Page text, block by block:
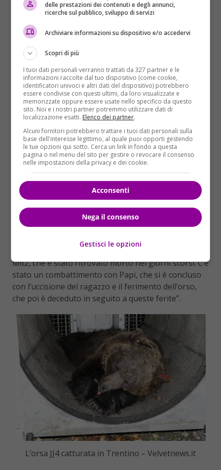
sul corpo della vittima…
“Ma questo non vuol dire assolutamente nulla. JJ4
potrebbe anche essere passata vicino al corpo dopo
che Papi era già morto. Potrebbe anche aver dato
una leccata o aver annusato Papi ed aver lasciato le
sue tracce biologiche. Ma è inconfutabile che ad
uccidere il ragazzo non sia stata lei”.
Cosa è successo secondo lei?
“Impossibile dirlo con certezza. Anche se un’ipotesi
c’è. Ad aggredire Papi potrebbe essere stato l’orso
M62, che è stato ritrovato morto nei giorni scorsi. C’è
stato un combattimento con Papi, che si è concluso
con l’uccisione del ragazzo e il ferimento dell’orso,
che poi è deceduto in seguito a queste ferite”.
L’orsa JJ4 catturata in Trentino – Velvetnews.it
delle prestazioni dei contenuti e degli annunci,
ricerche sul pubblico, sviluppo di servizi
Archiviare informazioni su dispositivo e/o accedervi
Scopri di più
I tuoi dati personali verranno trattati da 327 partner e le
informazioni raccolte dal tuo dispositivo (come cookie,
identificatori univoci e altri dati del dispositivo) potrebbero
essere condivise con questi ultimi, da loro visualizzate e
memorizzate oppure essere usate nello specifico da questo
sito. Noi e i nostri partner potremmo utilizzare dati di
localizzazione esatti. Elenco dei partner.
Alcuni fornitori potrebbero trattare i tuoi dati personali sulla
base dell'interesse legittimo, al quale puoi opporti gestendo
le tue opzioni qui sotto. Cerca un link in fondo a questa
pagina o nel menu del sito per gestire o revocare il consenso
nelle impostazioni della privacy e dei cookie.
Acconsenti
Nega il consenso
Gestisci le opzioni